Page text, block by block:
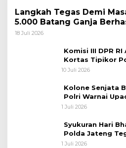
Langkah Tegas Demi
5.000 Batang Ganja
Koops TNI Habema
18 Juli 2026
Komisi III DPR
Kortas Tipikor
Korupsi Batu Bara
10 Juli 2026
Kolone Senjata
Polri Warnai
ke-80
1 Juli 2026
Syukuran Hari
Polda Jateng
Pengabdian dan
1 Juli 2026